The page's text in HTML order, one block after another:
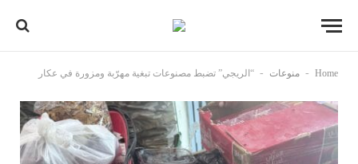
Home
- منوعات - “الريجي” تضبط مصنوعات تبغية مهرّبة ومزورة في عكار